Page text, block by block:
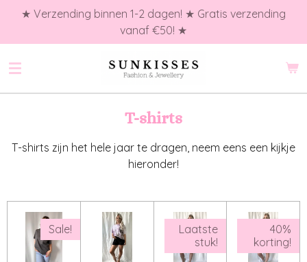
naar
de
★ Verzending binnen 1-2 dagen! ★ Gratis verzending
vanaf €50! ★
T-shirts
T-shirts zijn het hele jaar te dragen, neem eens een kijkje
hieronder!
Sale!
Laatste
stuk!
40%
korting!